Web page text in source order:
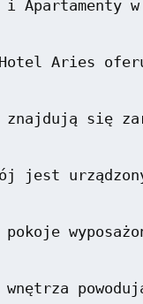
i Apartamenty
Hotel Aries
się
jest
pokoje
wnętrza